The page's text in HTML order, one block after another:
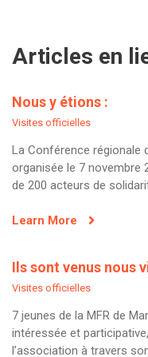
Articles en
Nous y étions :
Visites officielles
La Conférence régionale
organisée le 7 novembre
de 200 acteurs de
Learn More
Ils sont venus nous
Visites officielles
7 jeunes de la MFR de
intéressée et
l’association à travers